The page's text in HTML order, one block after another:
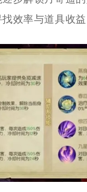
效率与道具收益